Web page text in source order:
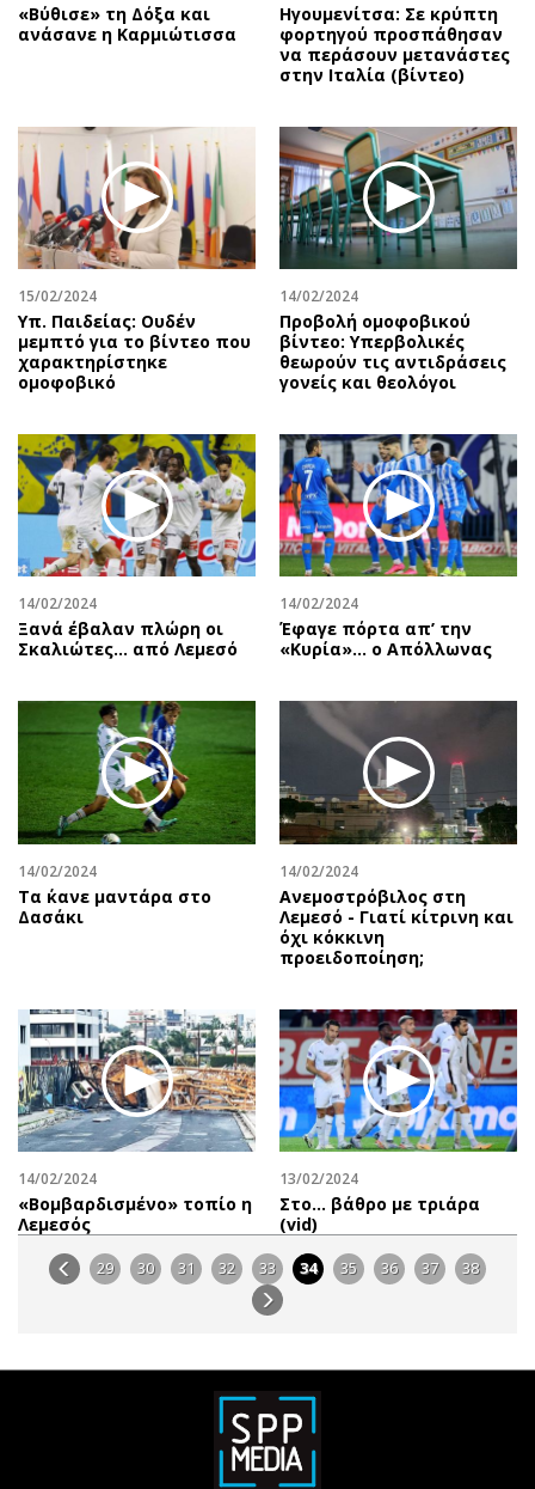
«Βύθισε» τη Δόξα και
ανάσανε η Καρμιώτισσα
Ηγουμενίτσα: Σε κρύπτη
φορτηγού προσπάθησαν
να περάσουν μετανάστες
στην Ιταλία (βίντεο)
15/02/2024
Υπ. Παιδείας: Ουδέν
μεμπτό για το βίντεο που
χαρακτηρίστηκε
ομοφοβικό
14/02/2024
Προβολή ομοφοβικού
βίντεο: Υπερβολικές
θεωρούν τις αντιδράσεις
γονείς και θεολόγοι
14/02/2024
Ξανά έβαλαν πλώρη οι
Σκαλιώτες… από Λεμεσό
14/02/2024
Έφαγε πόρτα απ’ την
«Κυρία»… ο Απόλλωνας
14/02/2024
Τα ΄κανε μαντάρα στο
Δασάκι
14/02/2024
Ανεμοστρόβιλος στη
Λεμεσό - Γιατί κίτρινη και
όχι κόκκινη
προειδοποίηση;
14/02/2024
«Βομβαρδισμένο» τοπίο η
Λεμεσός
13/02/2024
Στο... βάθρο με τριάρα
(vid)
29 30 31 32 33 34 35 36 37 38